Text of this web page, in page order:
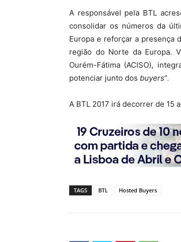
A responsável pela BTL
consolidar os números da
Europa e reforçar a presença
região do Norte da Europa.
Ourém-Fátima (ACISO),
potenciar junto dos buyers”.
A BTL 2017 irá decorrer de 15
TAGS BTL Hosted Buyers